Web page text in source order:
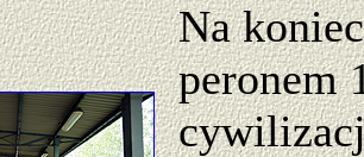
Na
peronem